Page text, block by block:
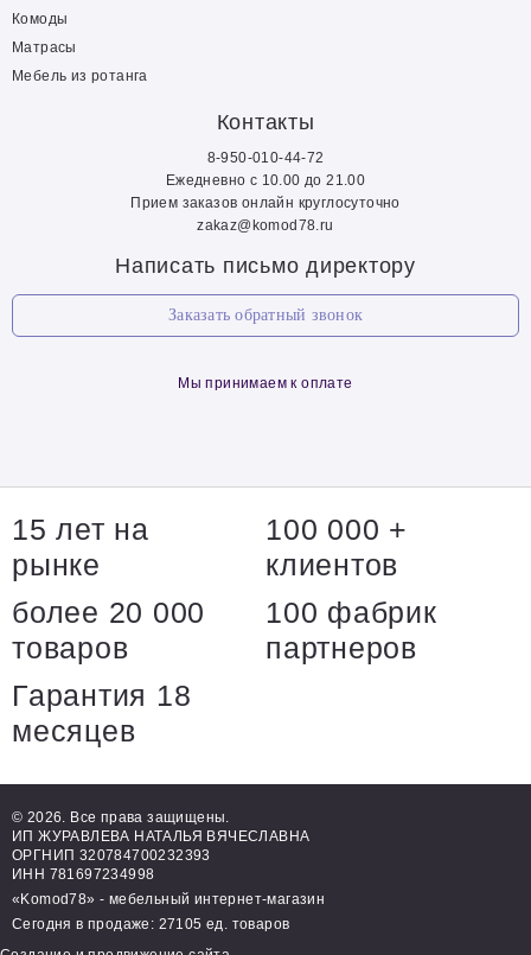
Комоды
Матрасы
Мебель из ротанга
Контакты
8-950-010-44-72
Ежедневно с 10.00 до 21.00
Прием заказов онлайн круглосуточно
zakaz@komod78.ru
Написать письмо директору
Заказать обратный звонок
Мы принимаем к оплате
15 лет на
рынке
100 000 +
клиентов
более 20 000
товаров
100 фабрик
партнеров
Гарантия 18
месяцев
© 2026. Все права защищены.
ИП ЖУРАВЛЕВА НАТАЛЬЯ ВЯЧЕСЛАВНА
ОРГНИП 320784700232393
ИНН 781697234998
«Komod78» - мебельный интернет-магазин
Сегодня в продаже: 27105 ед. товаров